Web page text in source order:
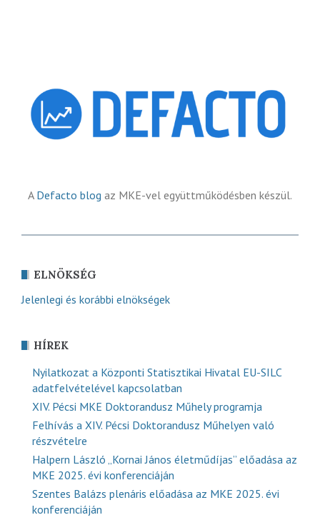
A Defacto blog az MKE-vel együttműködésben készül.
ELNÖKSÉG
Jelenlegi és korábbi elnökségek
HÍREK
Nyilatkozat a Központi Statisztikai Hivatal EU-SILC
adatfelvételével kapcsolatban
XIV. Pécsi MKE Doktorandusz Műhely programja
Felhívás a XIV. Pécsi Doktorandusz Műhelyen való
részvételre
Halpern László „Kornai János életműdíjas” előadása az
MKE 2025. évi konferenciáján
Szentes Balázs plenáris előadása az MKE 2025. évi
konferenciáján